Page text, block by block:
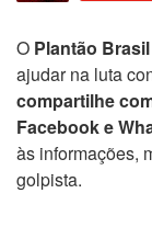
O Plantão Brasil
ajudar na luta
compartilhe
Facebook e
às informações,
golpista.